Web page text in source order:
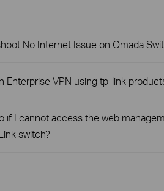
No Internet Issue on Omada
Enterprise VPN using tp-link
if I cannot access the web
switch?